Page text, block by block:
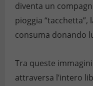
diventa un
pioggia “tacchetta”,
consuma donando
Tra queste
attraversa l’intero